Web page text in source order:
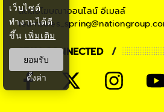
ติดต่อโฆษณาออนไลน์ อีเมลล์
STAY CONNECTED
เว็บไซต์
ทำงานได้ดี
ขึ้น เพิ่มเติม
ยอมรับ
ตั้งค่า